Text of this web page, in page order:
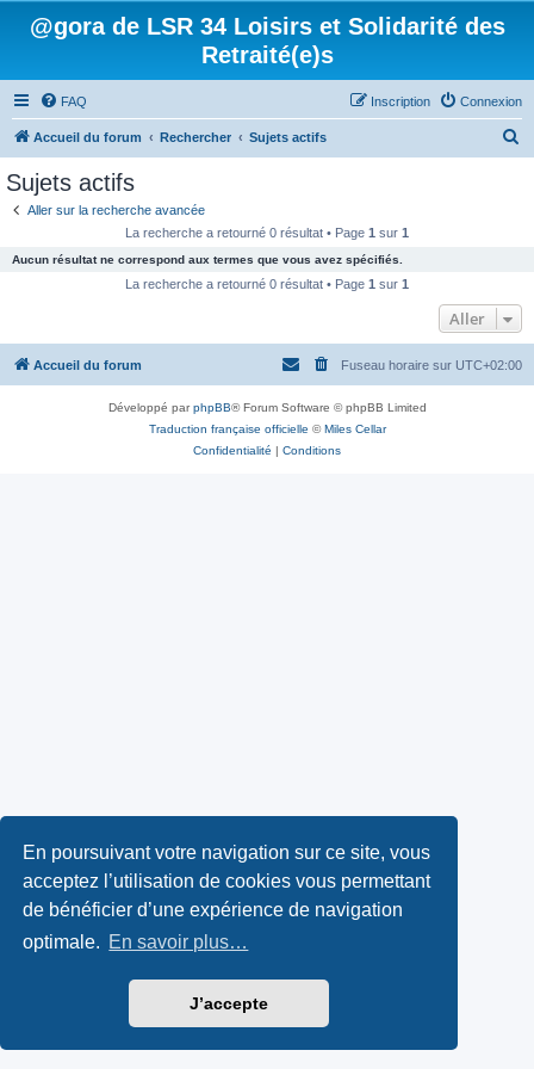
En poursuivant votre navigation sur ce site, vous
acceptez l’utilisation de cookies vous permettant
de bénéficier d’une expérience de navigation
optimale. En savoir plus…
J’accepte
@gora de LSR 34 Loisirs et Solidarité des
Retraité(e)s
FAQ Connexion
Inscription
Accueil du forum Rechercher Sujets actifs
c
e
Sujets actifs
Aller sur la recherche avancée
La recherche a retourné 0 résultat • Page 1 sur 1
Aucun résultat ne correspond aux termes que vous avez spécifiés.
La recherche a retourné 0 résultat • Page 1 sur 1
Aller
Accueil du forum Fuseau horaire sur UTC+02:00
Développé parphpBB® Forum Software © phpBB Limited
Traduction française officielle ©Miles Cellar
Confidentialité | Conditions